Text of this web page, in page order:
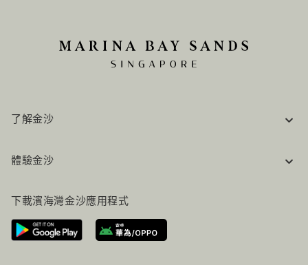
了解金沙
工作機會
聯絡我們
體驗金沙
行程規劃
路線指引
服務設施
下載濱海灣金沙應用程式